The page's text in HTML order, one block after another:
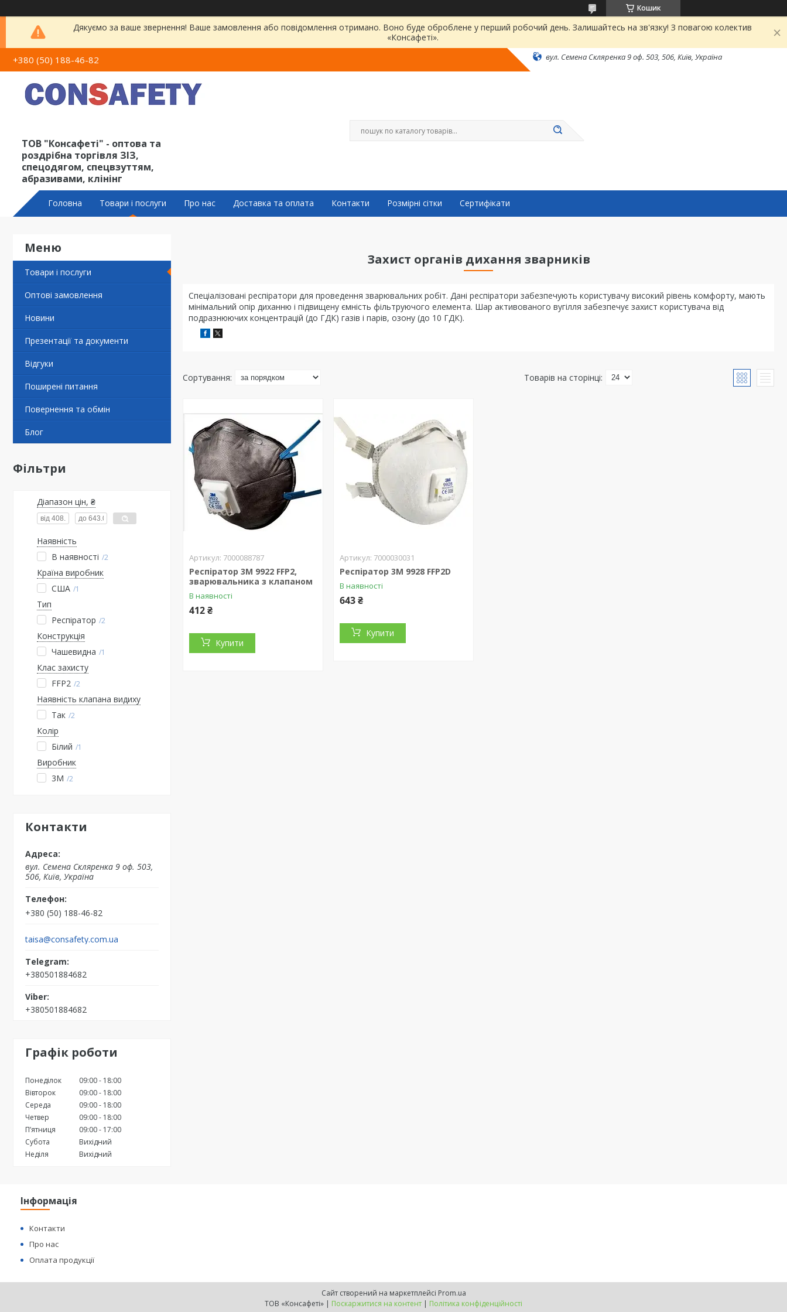
Кошик
Дякуємо за ваше звернення! Ваше замовлення або повідомлення отримано. Воно буде оброблене у перший робочий день. Залишайтесь на зв'язку! З повагою колектив
«Консафеті».
+380 (50) 188-46-82 вул. Семена Скляренка 9 оф. 503, 506, Київ, Україна
ТОВ "Консафеті" - оптова та
роздрібна торгівля ЗІЗ,
спецодягом, спецвзуттям,
абразивами, клінінг
Головна Товари і послуги Про нас Доставка та оплата Контакти Розмірні сітки Сертифікати
Товари і послуги
Оптові замовлення
Новини
Презентації та документи
Відгуки
Поширені питання
Повернення та обмін
Блог
Фільтри
Діапазон цін, ₴
Наявність
В наявності 2
Країна виробник
США 1
Тип
Респіратор 2
Конструкція
Чашевидна
1
Клас захисту
FFP2 2
Наявність клапана видиху
Так 2
Колір
Білий
1
Виробник
3М 2
Контакти
вул. Семена Скляренка 9 оф. 503,
506, Київ, Україна
+380 (50) 188-46-82
taisa@consafety.com.ua
+380501884682
+380501884682
Графік роботи
Понеділок 09:00
18:00
Вівторок
09:00
18:00
Середа
09:00
18:00
Четвер
09:00
18:00
Пʼятниця
09:00
17:00
Субота
Вихідний
Неділя
Вихідний
Захист органів дихання зварників
Спеціалізовані респіратори для проведення зварювальних робіт. Дані респіратори забезпечують користувачу високий рівень комфорту, мають
мінімальний опір диханню і підвищену ємність фільтруючого елемента. Шар активованого вугілля забезпечує захист користувача від
подразнюючих концентрацій (до ГДК) газів і парів, озону (до 10 ГДК).
7000088787
Респіратор 3М 9922 FFP2,
зварювальника з клапаном
В наявності
412 ₴
Купити
7000030031
Респіратор 3М 9928 FFP2D
В наявності
643 ₴
Купити
Інформація
Контакти
Про нас
Оплата продукції
Сайт створений на маркетплейсі Prom.ua
ТОВ «Консафеті» | Поскаржитися на контент | Політика конфіденційності